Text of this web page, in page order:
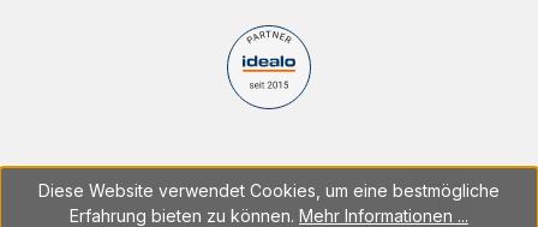
Diese Website verwendet Cookies, um eine bestmögliche
Erfahrung bieten zu können. Mehr Informationen ...